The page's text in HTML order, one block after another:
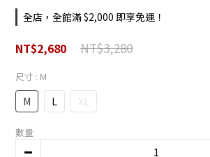
全店，全館滿 $2,000 即享免運！
NT$2,680 NT$3,280
尺寸 : M
M L XL
數量